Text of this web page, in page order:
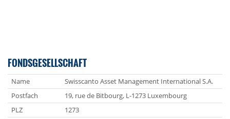
FONDSGESELLSCHAFT
Name
Swisscanto Asset Management International S.A.
Postfach
19, rue de Bitbourg, L-1273 Luxembourg
PLZ
1273